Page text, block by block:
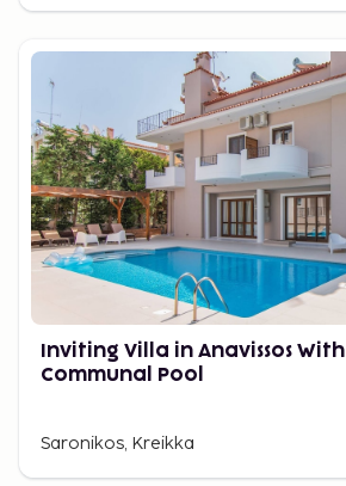
Inviting Villa in Anavissos With
Communal Pool
Saronikos, Kreikka